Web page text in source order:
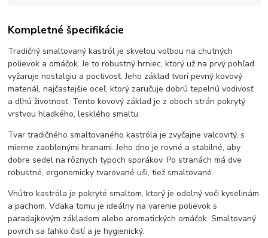
Kompletné špecifikácie
Tradičný smaltovaný kastról je skvelou voľbou na chutných
polievok a omáčok. Je to robustný hrniec, ktorý už na prvý pohľad
vyžaruje nostalgiu a poctivosť. Jeho základ tvorí pevný kovový
materiál, najčastejšie oceľ, ktorý zaručuje dobrú tepelnú vodivosť
a dlhú životnosť. Tento kovový základ je z oboch strán pokrytý
vrstvou hladkého, lesklého smaltu.
Tvar tradičného smaltovaného kastróla je zvyčajne valcovitý, s
mierne zaoblenými hranami. Jeho dno je rovné a stabilné, aby
dobre sedel na rôznych typoch sporákov. Po stranách má dve
robustné, ergonomicky tvarované uši, tiež smaltované.
Vnútro kastróla je pokryté smaltom, ktorý je odolný voči kyselinám
a pachom. Vďaka tomu je ideálny na varenie polievok s
paradajkovým základom alebo aromatických omáčok. Smaltovaný
povrch sa ľahko čistí a je hygienický.